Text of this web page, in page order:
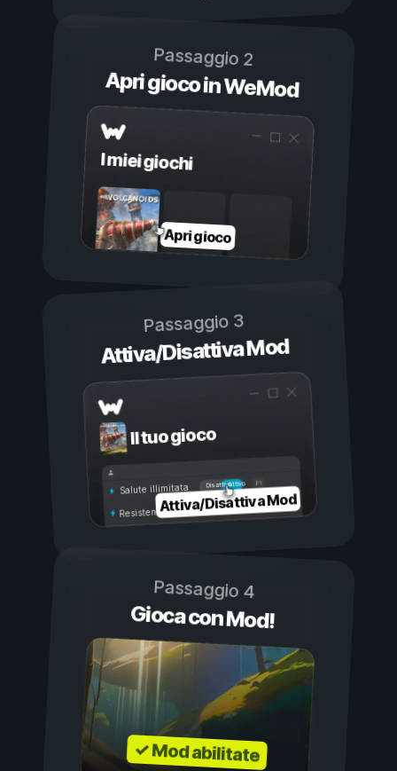
Passaggio 2
Apri gioco in WeMod
I miei giochi
Apri gioco
Passaggio 3
Attiva/Disattiva Mod
Il tuo gioco
Attivo
Disattivo
Salute illimitata
Resistenza illimitata
Attiva/Disattiva Mod
Passaggio 4
Gioca con Mod!
✓ Mod abilitate